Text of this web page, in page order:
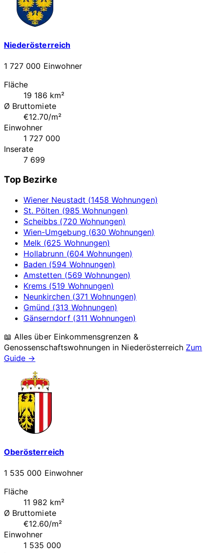
Niederösterreich
1 727 000 Einwohner
Fläche
19 186 km²
Ø Bruttomiete
€12.70/m²
Einwohner
1 727 000
Inserate
7 699
Top Bezirke
Wiener Neustadt (1458 Wohnungen)
St. Pölten (985 Wohnungen)
Scheibbs (720 Wohnungen)
Wien-Umgebung (630 Wohnungen)
Melk (625 Wohnungen)
Hollabrunn (604 Wohnungen)
Baden (594 Wohnungen)
Amstetten (569 Wohnungen)
Krems (519 Wohnungen)
Neunkirchen (371 Wohnungen)
Gmünd (313 Wohnungen)
Gänserndorf (311 Wohnungen)
📖 Alles über Einkommensgrenzen &
Genossenschaftswohnungen in Niederösterreich Zum
Guide →
Oberösterreich
1 535 000 Einwohner
Fläche
11 982 km²
Ø Bruttomiete
€12.60/m²
Einwohner
1 535 000